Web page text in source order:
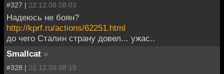
#327 | 22.12.08 08:03
Надеюсь не боян?
http://kprf.ru/actions/62251.html
до чего Сталин страну довел... ужас..
Smallcat »
#328 | 22.12.08 08:18